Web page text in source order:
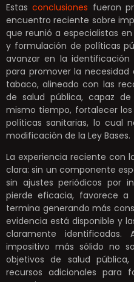
Estasconclusiones fueron
encuentro reciente sobre
que reunió a especialistas
y formulación de políticas
avanzar en la
para promover la
tabaco, alineado con las
de salud pública, capaz
mismo tiempo, fortalecer
políticas sanitarias, lo cual
modificación de la Ley Bases.
La experiencia reciente con
clara: sin un componente
sin ajustes periódicos por
pierde eficacia, favorece
termina generando más
evidencia está disponible y
claramente identificadas.
impositivo más sólido no
objetivos de salud
recursos adicionales para